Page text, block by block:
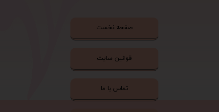
صفحه نخست
قوانین سایت
تماس با ما